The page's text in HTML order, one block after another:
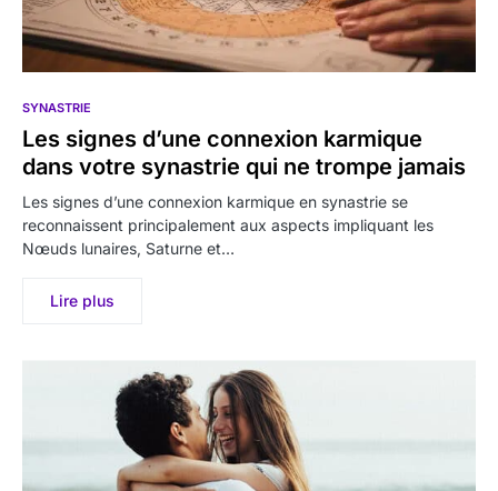
SYNASTRIE
Les signes d’une connexion karmique
dans votre synastrie qui ne trompe jamais
Les signes d’une connexion karmique en synastrie se
reconnaissent principalement aux aspects impliquant les
Nœuds lunaires, Saturne et…
Lire plus